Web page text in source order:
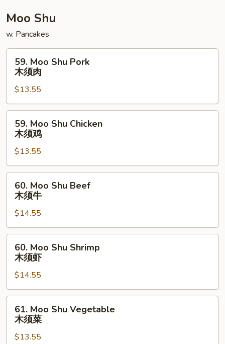
酸
锦
Moo Shu
w. Pancakes
Moo
Shu
Pork
木
须
59. Moo Shu Pork
木须肉
$13.55
Moo
Shu
Chicken
木
须
59. Moo Shu Chicken
木须鸡
$13.55
Moo
Shu
Beef
木
须
60. Moo Shu Beef
木须牛
$14.55
Moo
Shu
Shrimp
木
须
60. Moo Shu Shrimp
木须虾
$14.55
Moo
Shu
Vegetable
61. Moo Shu Vegetable
木须菜
$13.55